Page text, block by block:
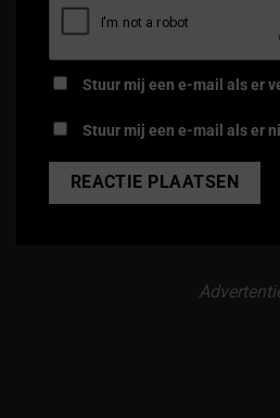
Stuur mij een e-mail als er
Stuur mij een e-mail als er